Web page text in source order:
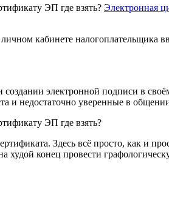
Электронная
кабинете налогоплательщика
электронной подписи в
и недостаточно уверенные в
Здесь всё просто, как и
конец провести